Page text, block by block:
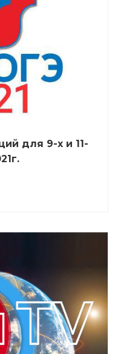
для 9-х и 11-